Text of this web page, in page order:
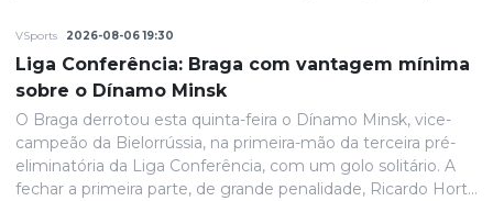
VSports 2026-08-06 19:30
Liga Conferência: Braga com vantagem mínima
sobre o Dínamo Minsk
O Braga derrotou esta quinta-feira o Dínamo Minsk, vice-
campeão da Bielorrússia, na primeira-mão da terceira pré-
eliminatória da Liga Conferência, com um golo solitário. A
fechar a primeira parte, de grande penalidade, Ricardo Horta